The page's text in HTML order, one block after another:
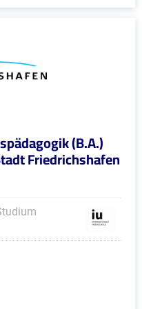
(B.A.)
Friedrichshafen